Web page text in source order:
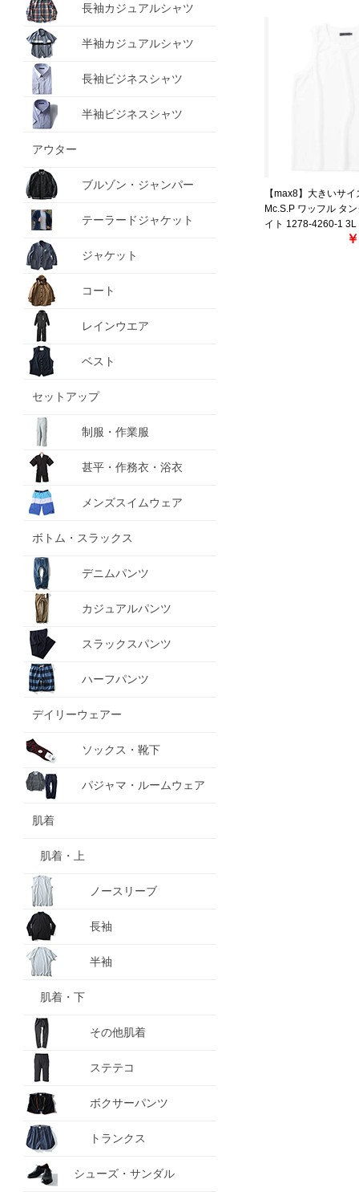
長袖カジュアルシャツ
半袖カジュアルシャツ
長袖ビジネスシャツ
半袖ビジネスシャツ
アウター
ブルゾン・ジャンパー
テーラードジャケット
ジャケット
コート
レインウエア
ベスト
セットアップ
制服・作業服
甚平・作務衣・浴衣
メンズスイムウェア
ボトム・スラックス
デニムパンツ
カジュアルパンツ
スラックスパンツ
ハーフパンツ
デイリーウェアー
ソックス・靴下
パジャマ・ルームウェア
肌着
肌着・上
ノースリーブ
長袖
半袖
肌着・下
その他肌着
ステテコ
ボクサーパンツ
トランクス
シューズ・サンダル
【max8】大きいサ
Mc.S.P ワッフル タ
イト 1278-4260-1